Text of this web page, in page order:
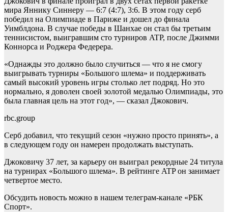
мира Яннику Синнеру — 6:7 (4:7), 3:6. В этом году серб
победил на Олимпиаде в Париже и дошел до финала
Уимблдона. В случае победы в Шанхае он стал бы третьим
теннисистом, выигравшим сто турниров ATP, после Джимми
Коннорса и Роджера Федерера.
«Однажды это должно было случиться — что я не смогу
выигрывать турниры «Большого шлема» и поддерживать
самый высокий уровень игры столько лет подряд. Но это
нормально, я доволен своей золотой медалью Олимпиады, это
была главная цель на этот год», — сказал Джокович.
rbc.group
Серб добавил, что текущий сезон «нужно просто принять», а
в следующем году он намерен продолжать выступать.
Джоковичу 37 лет, за карьеру он выиграл рекордные 24 титула
на турнирах «Большого шлема». В рейтинге ATP он занимает
четвертое место.
Обсудить новость можно в нашем телеграм-канале «РБК
Спорт».